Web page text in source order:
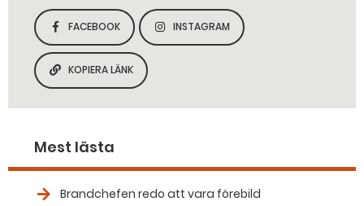
DELA SIDAN PÅ
FACEBOOK
DELA SIDAN PÅ
INSTAGRAM
KOPIERA SIDANS LÄNK
KOPIERA LÄNK
Mest lästa
Brandchefen redo att vara förebild